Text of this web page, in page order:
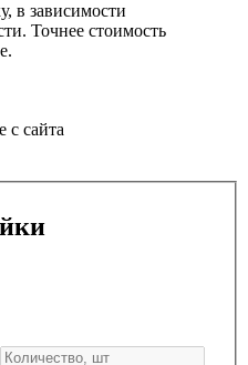
в зависимости
Точнее стоимость
с сайта